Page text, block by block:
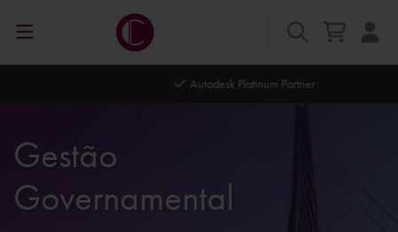
Gestão
Governamental